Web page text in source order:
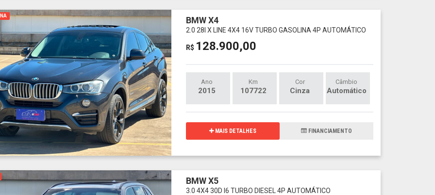
BMW X4
2.0 28I X LINE 4X4 16V TURBO GASOLINA 4P AUTOMÁTICO
R$ 128.900,00
Ano
2015
Km
107722
Cor
Cinza
Câmbio
Automático
MAIS DETALHES FINANCIAMENTO
BMW X5
3.0 4X4 30D I6 TURBO DIESEL 4P AUTOMÁTICO